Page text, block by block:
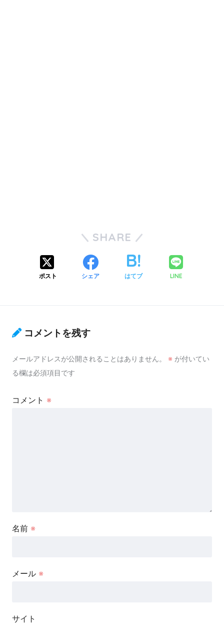
SHARE
ポスト シェア はてブ LINE
コメントを残す
メールアドレスが公開されることはありません。 ※ が付いてい
る欄は必須項目です
コメント ※
名前 ※
メール ※
サイト